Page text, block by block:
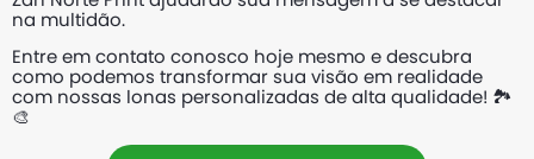
na multidão.
Entre em contato conosco hoje mesmo e descubra
como podemos transformar sua visão em realidade
com nossas lonas personalizadas de alta qualidade! 🏞️
🎨